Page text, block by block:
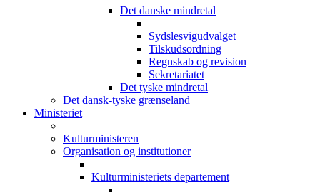
Det danske mindretal
Sydslesvigudvalget
Tilskudsordning
Regnskab og revision
Sekretariatet
Det tyske mindretal
Det dansk-tyske grænseland
Ministeriet
Kulturministeren
Organisation og institutioner
Kulturministeriets departement